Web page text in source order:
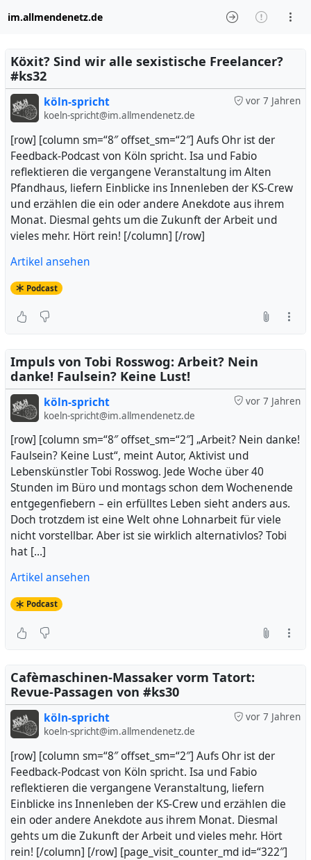
im.allmendenetz.de
Köxit? Sind wir alle sexistische Freelancer?
#ks32
vor 7 Jahren
köln-spricht
koeln-spricht@im.allmendenetz.de
[row] [column sm=“8″ offset_sm=“2″] Aufs Ohr ist der
Feedback-Podcast von Köln spricht. Isa und Fabio
reflektieren die vergangene Veranstaltung im Alten
Pfandhaus, liefern Einblicke ins Innenleben der KS-Crew
und erzählen die ein oder andere Anekdote aus ihrem
Monat. Diesmal gehts um die Zukunft der Arbeit und
vieles mehr. Hört rein! [/column] [/row]
Artikel ansehen
Podcast
Impuls von Tobi Rosswog: Arbeit? Nein
danke! Faulsein? Keine Lust!
vor 7 Jahren
köln-spricht
koeln-spricht@im.allmendenetz.de
[row] [column sm=“8″ offset_sm=“2″] „Arbeit? Nein danke!
Faulsein? Keine Lust“, meint Autor, Aktivist und
Lebenskünstler Tobi Rosswog. Jede Woche über 40
Stunden im Büro und montags schon dem Wochenende
entgegenfiebern – ein erfülltes Leben sieht anders aus.
Doch trotzdem ist eine Welt ohne Lohnarbeit für viele
nicht vorstellbar. Aber ist sie wirklich alternativlos? Tobi
hat […]
Artikel ansehen
Podcast
Cafèmaschinen-Massaker vorm Tatort:
Revue-Passagen von #ks30
vor 7 Jahren
köln-spricht
koeln-spricht@im.allmendenetz.de
[row] [column sm=“8″ offset_sm=“2″] Aufs Ohr ist der
Feedback-Podcast von Köln spricht. Isa und Fabio
reflektieren die vergangene Veranstaltung, liefern
Einblicke ins Innenleben der KS-Crew und erzählen die
ein oder andere Anekdote aus ihrem Monat. Diesmal
gehts um die Zukunft der Arbeit und vieles mehr. Hört
rein! [/column] [/row] [page_visit_counter_md id=“322″]